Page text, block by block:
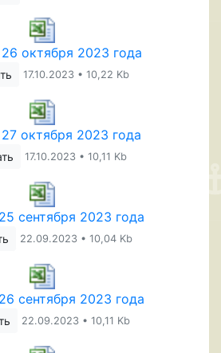
октября 2023 года
17.10.2023 • 10,22 Kb
октября 2023 года
17.10.2023 • 10,11 Kb
сентября 2023 года
22.09.2023 • 10,04 Kb
сентября 2023 года
22.09.2023 • 10,11 Kb